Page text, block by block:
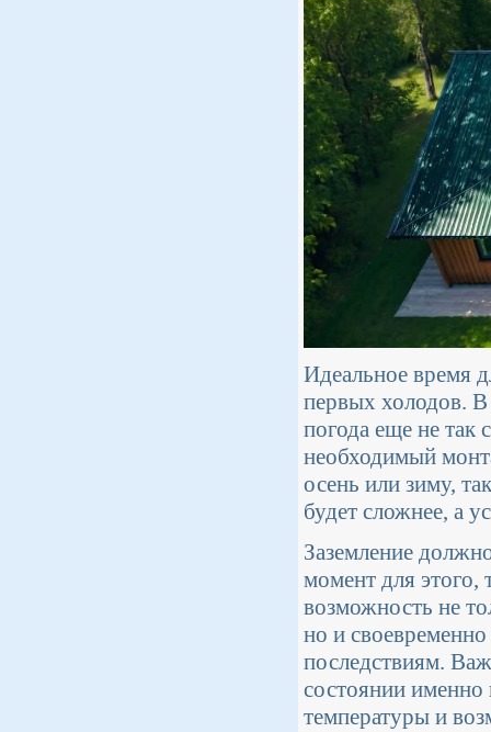
Идеальное время
первых холодов.
погода еще не так
необходимый
осень или зиму,
будет сложнее, а
Заземление
момент для этого,
возможность не
но и
последствиям.
состоянии именно
температуры и